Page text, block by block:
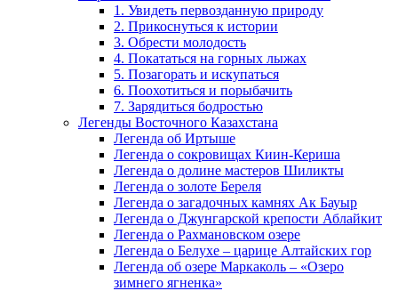
1. Увидеть первозданную природу
2. Прикоснуться к истории
3. Обрести молодость
4. Покататься на горных лыжах
5. Позагорать и искупаться
6. Поохотиться и порыбачить
7. Зарядиться бодростью
Легенды Восточного Казахстана
Легенда об Иртыше
Легенда о сокровищах Киин-Кериша
Легенда о долине мастеров Шиликты
Легенда о золоте Береля
Легенда о загадочных камнях Ак Бауыр
Легенда о Джунгарской крепости Аблайкит
Легенда о Рахмановском озере
Легенда о Белухе – царице Алтайских гор
Легенда об озере Маркаколь – «Озеро
зимнего ягненка»